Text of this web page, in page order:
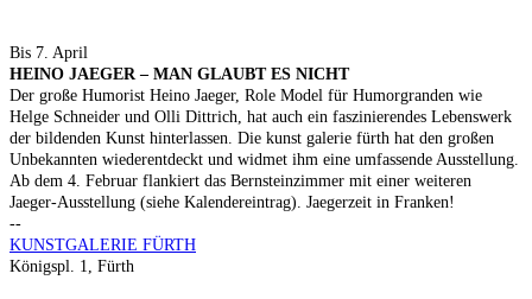
Bis 7. April
HEINO JAEGER – MAN GLAUBT ES NICHT
Der große Humorist Heino Jaeger, Role Model für Humorgranden wie
Helge Schneider und Olli Dittrich, hat auch ein faszinierendes Lebenswerk
der bildenden Kunst hinterlassen. Die kunst galerie fürth hat den großen
Unbekannten wiederentdeckt und widmet ihm eine umfassende Ausstellung.
Ab dem 4. Februar flankiert das Bernsteinzimmer mit einer weiteren
Jaeger-Ausstellung (siehe Kalendereintrag). Jaegerzeit in Franken!
--
KUNSTGALERIE FÜRTH
Königspl. 1, Fürth